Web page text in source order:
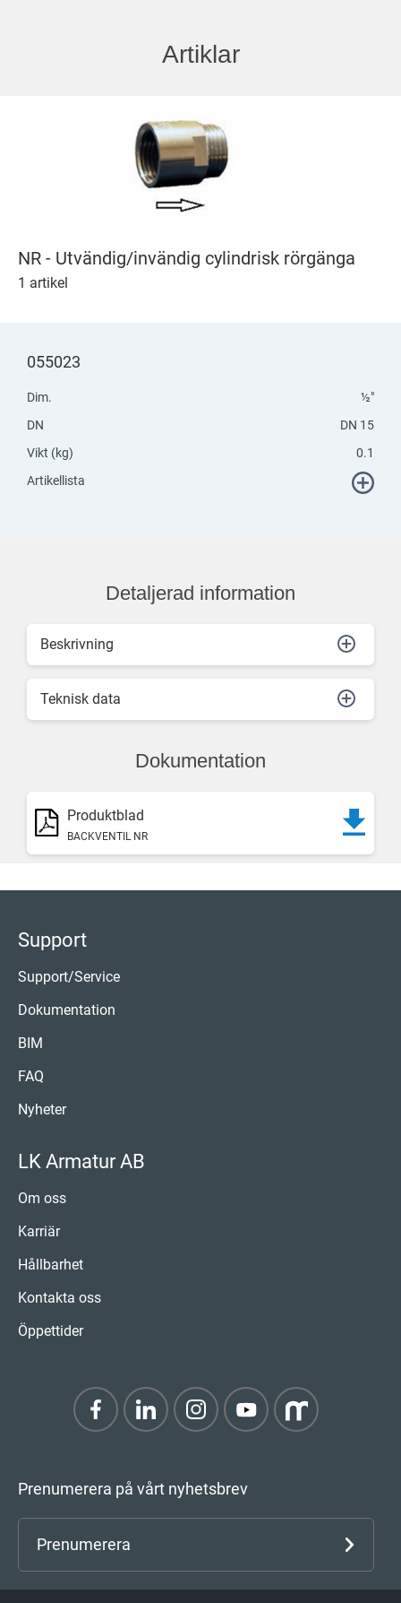
Artiklar
NR - Utvändig/invändig cylindrisk rörgänga
1 artikel
055023
Dim.
½"
DN
DN 15
Vikt (kg)
0.1
Artikellista
Detaljerad information
Beskrivning
Teknisk data
Dokumentation
Produktblad
BACKVENTIL NR
Support
Support/Service
Dokumentation
BIM
FAQ
Nyheter
LK Armatur AB
Om oss
Karriär
Hållbarhet
Kontakta oss
Öppettider
Prenumerera på vårt nyhetsbrev
Prenumerera